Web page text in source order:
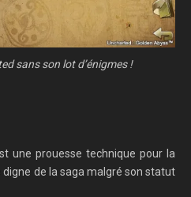
sans son lot d’énigmes !
une prouesse technique pour la
de la saga malgré son statut